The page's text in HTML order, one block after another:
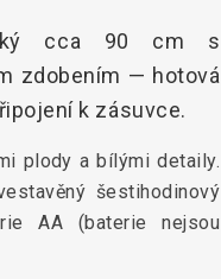
cca 90 cm s
zdobením — hotová
k zásuvce.
plody a bílými detaily.
šestihodinový
AA (baterie nejsou